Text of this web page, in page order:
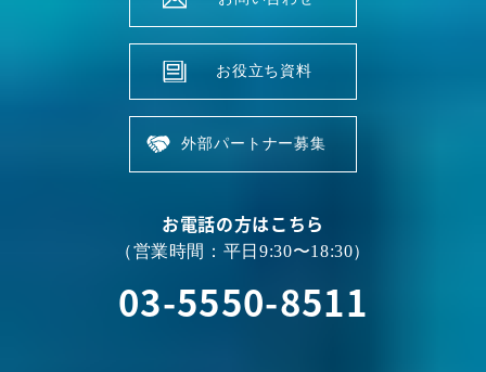
お役立ち資料
外部パートナー募集
お電話の方はこちら
（営業時間：平日9:30〜18:30）
03-5550-8511